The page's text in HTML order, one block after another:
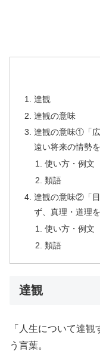
達観
達観の意味
達観の意味①「広
遠い将来の情勢
使い方・例文
類語
達観の意味②「
ず、真理・道理
使い方・例文
類語
達観
「人生について達
う言葉。